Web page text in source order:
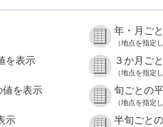
年・月ご
（地点を指定
を表示 ３か月ご
（地点を指定
値を表示 旬ごとの
（地点を指定
示 半旬ごと